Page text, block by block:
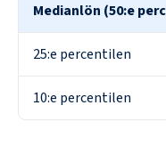
Medianlön (50:e
25:e percentilen
10:e percentilen